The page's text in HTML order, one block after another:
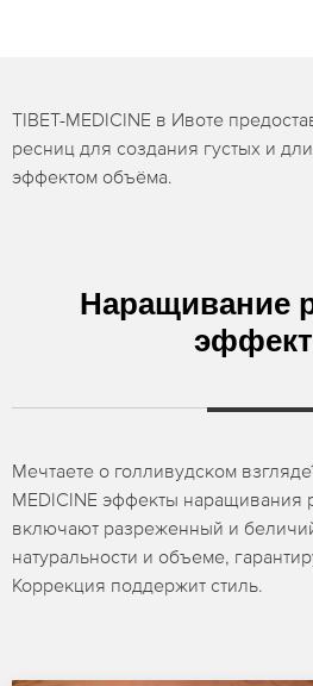
TIBET-MEDICINE в Ивоте
ресниц для создания густых и
эффектом объёма.
Наращивание
Мечтаете о голливудском
MEDICINE эффекты наращивания
включают разреженный и
натуральности и объеме,
Коррекция поддержит стиль.